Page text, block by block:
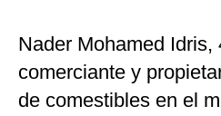
Nader Mohamed Idris,
comerciante y
de comestibles en el